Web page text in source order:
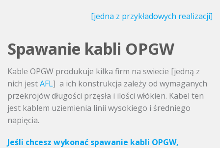
[jedna z przykładowych realizacji]
Spawanie kabli OPGW
Kable OPGW produkuje kilka firm na swiecie [jedną z
nich jestAFL] a ich konstrukcja zależy od wymaganych
przekrojów długości przęsła i ilości włókien. Kabel ten
jest kablem uziemienia linii wysokiego i średniego
napięcia.
Jeśli chcesz wykonać spawanie kabli OPGW,